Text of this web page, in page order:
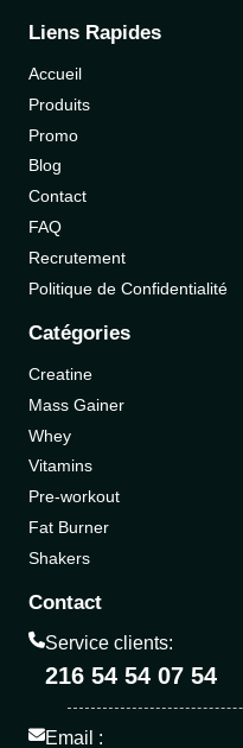
Liens Rapides
Accueil
Produits
Promo
Blog
Contact
FAQ
Recrutement
Politique de Confidentialité
Catégories
Creatine
Mass Gainer
Whey
Vitamins
Pre-workout
Fat Burner
Shakers
Contact
Service clients:
216 54 54 07 54
Email :